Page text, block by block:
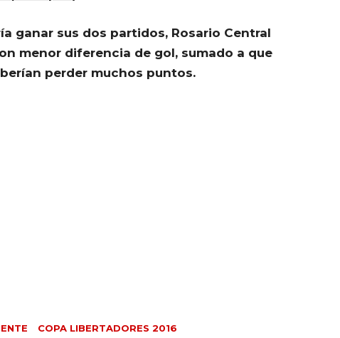
ganar sus dos partidos, Rosario Central
menor diferencia de gol, sumado a que
perder muchos puntos.
COPA LIBERTADORES 2016